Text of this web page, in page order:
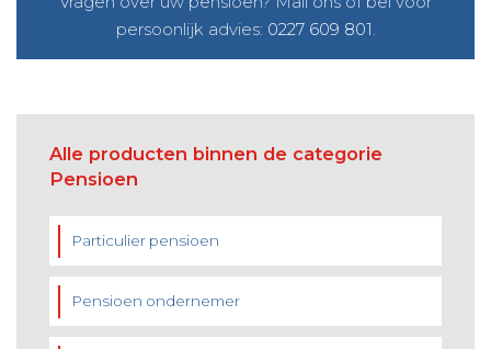
persoonlijk advies: 0227 609 801.
Alle producten binnen de categorie
Pensioen
Particulier pensioen
Pensioen ondernemer